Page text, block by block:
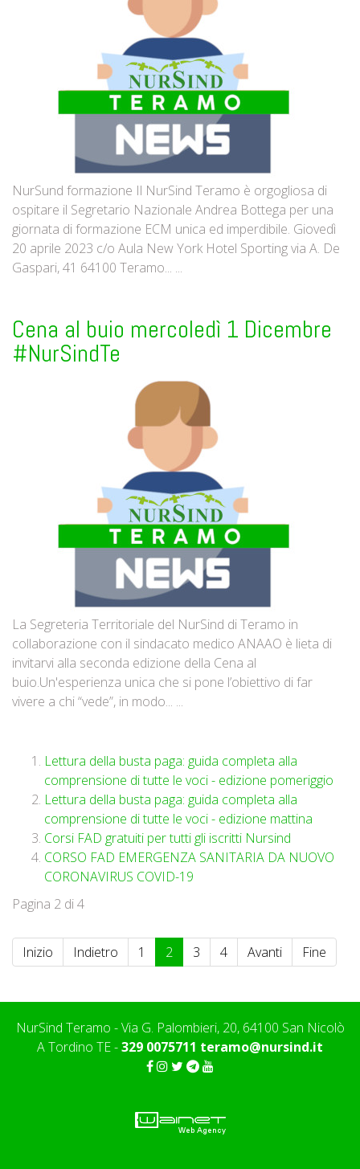
NurSund formazione Il NurSind Teramo è orgogliosa di
ospitare il Segretario Nazionale Andrea Bottega per una
giornata di formazione ECM unica ed imperdibile. Giovedì
20 aprile 2023 c/o Aula New York Hotel Sporting via A. De
Gaspari, 41 64100 Teramo... ...
Cena al buio mercoledì 1 Dicembre
#NurSindTe
La Segreteria Territoriale del NurSind di Teramo in
collaborazione con il sindacato medico ANAAO è lieta di
invitarvi alla seconda edizione della Cena al
buio.Un'esperienza unica che si pone l’obiettivo di far
vivere a chi “vede”, in modo... ...
Lettura della busta paga: guida completa alla
comprensione di tutte le voci - edizione pomeriggio
Lettura della busta paga: guida completa alla
comprensione di tutte le voci - edizione mattina
Corsi FAD gratuiti per tutti gli iscritti Nursind
CORSO FAD EMERGENZA SANITARIA DA NUOVO
CORONAVIRUS COVID-19
Pagina 2 di 4
Inizio Indietro 1 2 3 4 Avanti Fine
NurSind Teramo - Via G. Palombieri, 20, 64100 San Nicolò
A Tordino TE -329 0075711 teramo@nursind.it